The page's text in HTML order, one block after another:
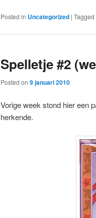
Posted in Uncategorized | Tagged
Spelletje #2
Posted on 9 januari 2010
Vorige week stond hier een
herkende.